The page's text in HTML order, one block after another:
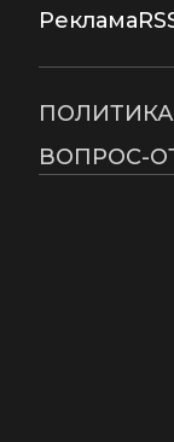
Реклама
ПОЛИТИКА
ВОПРОС-